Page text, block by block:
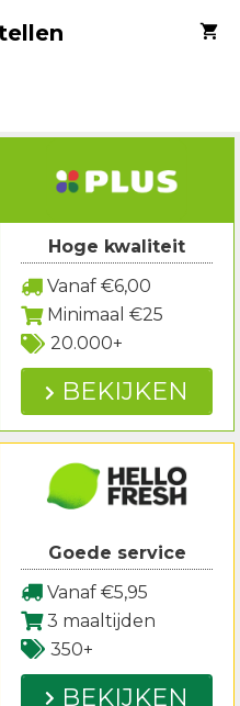
Hoge kwaliteit
Vanaf €6,00
Minimaal €25
20.000+
BEKIJKEN
Goede service
Vanaf €5,95
3 maaltijden
350+
BEKIJKEN